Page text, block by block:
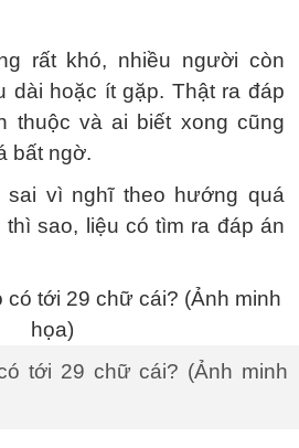
rất khó, nhiều người còn
dài hoặc ít gặp. Thật ra đáp
thuộc và ai biết xong cũng
bất ngờ.
sai vì nghĩ theo hướng quá
sao, liệu có tìm ra đáp án
tới 29 chữ cái? (Ảnh minh